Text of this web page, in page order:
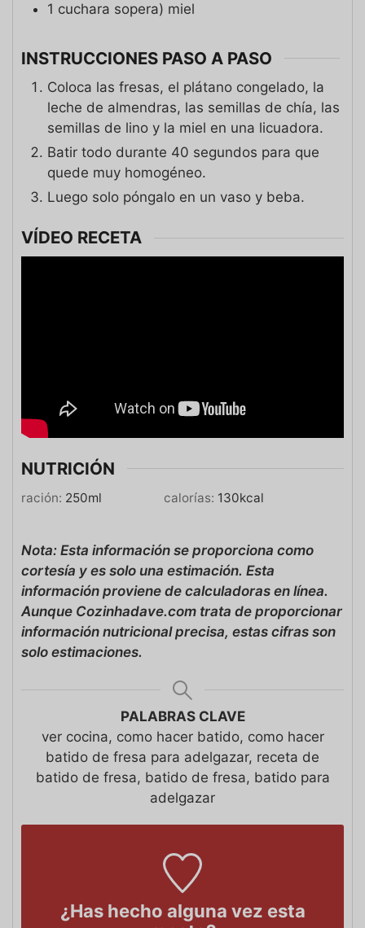
1 cuchara sopera) miel
INSTRUCCIONES PASO A PASO
Coloca las fresas, el plátano congelado, la
leche de almendras, las semillas de chía, las
semillas de lino y la miel en una licuadora.
Batir todo durante 40 segundos para que
quede muy homogéneo.
Luego solo póngalo en un vaso y beba.
VÍDEO RECETA
NUTRICIÓN
ración: 250ml calorías: 130kcal
Nota: Esta información se proporciona como
cortesía y es solo una estimación. Esta
información proviene de calculadoras en línea.
Aunque Cozinhadave.com trata de proporcionar
información nutricional precisa, estas cifras son
solo estimaciones.
PALABRAS CLAVE
ver cocina, como hacer batido, como hacer
batido de fresa para adelgazar, receta de
batido de fresa, batido de fresa, batido para
adelgazar
¿Has hecho alguna vez esta